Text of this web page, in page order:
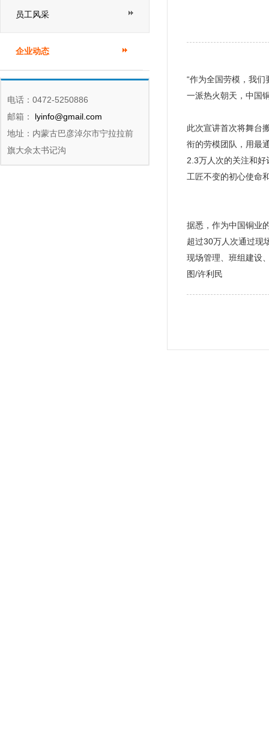
员工风采
企业动态
电话：0472-5250886
邮箱：
lyinfo@gmail.com
地址：内蒙古巴彦淖尔市宁拉拉前
旗大佘太书记沟
“作为全国劳模，我
一派热火朝天，中国
此次宣讲首次将舞台
衔的劳模团队，用最
2.3万人次的关注和
工匠不变的初心使命
据悉，作为中国铜业
超过30万人次通过现
现场管理、班组建设
图/许利民